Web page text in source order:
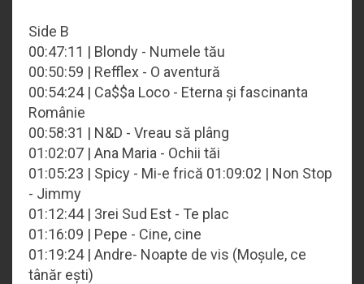
Side B
00:47:11 | Blondy - Numele tău
00:50:59 | Refflex - O aventură
00:54:24 | Ca$$a Loco - Eterna și fascinanta
Românie
00:58:31 | N&D - Vreau să plâng
01:02:07 | Ana Maria - Ochii tăi
01:05:23 | Spicy - Mi-e frică 01:09:02 | Non Stop
- Jimmy
01:12:44 | 3rei Sud Est - Te plac
01:16:09 | Pepe - Cine, cine
01:19:24 | Andre- Noapte de vis (Moșule, ce
tânăr ești)